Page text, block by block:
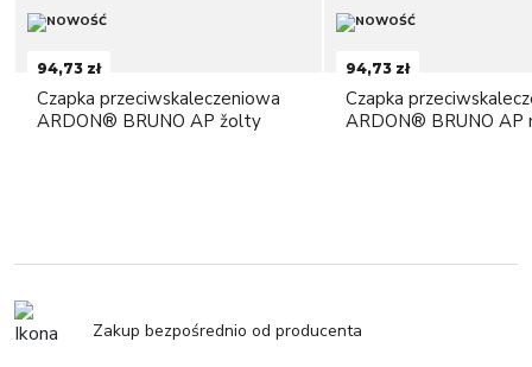
94,73 zł
Czapka przeciwskaleczeniowa
ARDON® BRUNO AP žolty
94,73 zł
Czapka
ARDON® BRUNO AP
Zakup bezpośrednio od producenta